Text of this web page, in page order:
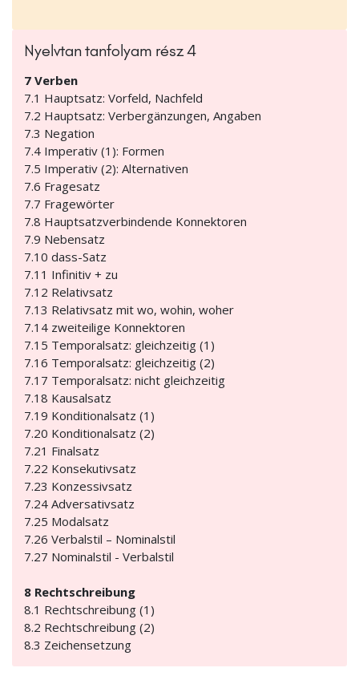
Nyelvtan tanfolyam rész 4
7 Verben
7.1 Hauptsatz: Vorfeld, Nachfeld
7.2 Hauptsatz: Verbergänzungen, Angaben
7.3 Negation
7.4 Imperativ (1): Formen
7.5 Imperativ (2): Alternativen
7.6 Fragesatz
7.7 Fragewörter
7.8 Hauptsatzverbindende Konnektoren
7.9 Nebensatz
7.10 dass-Satz
7.11 Infinitiv + zu
7.12 Relativsatz
7.13 Relativsatz mit wo, wohin, woher
7.14 zweiteilige Konnektoren
7.15 Temporalsatz: gleichzeitig (1)
7.16 Temporalsatz: gleichzeitig (2)
7.17 Temporalsatz: nicht gleichzeitig
7.18 Kausalsatz
7.19 Konditionalsatz (1)
7.20 Konditionalsatz (2)
7.21 Finalsatz
7.22 Konsekutivsatz
7.23 Konzessivsatz
7.24 Adversativsatz
7.25 Modalsatz
7.26 Verbalstil – Nominalstil
7.27 Nominalstil - Verbalstil
8 Rechtschreibung
8.1 Rechtschreibung (1)
8.2 Rechtschreibung (2)
8.3 Zeichensetzung